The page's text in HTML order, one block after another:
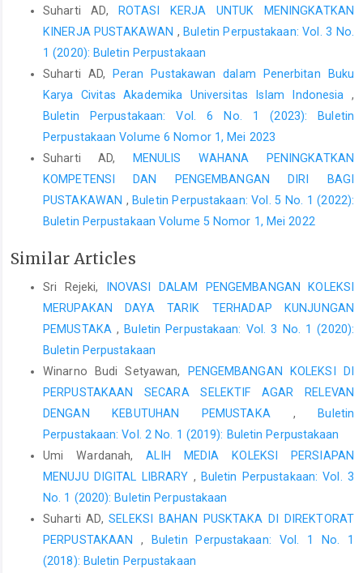
Suharti AD,
ROTASI KERJA UNTUK MENINGKATKAN
KINERJA PUSTAKAWAN , Buletin Perpustakaan: Vol. 3 No.
1 (2020): Buletin Perpustakaan
Suharti AD,
Peran Pustakawan dalam Penerbitan Buku
Karya Civitas Akademika Universitas Islam Indonesia ,
Buletin Perpustakaan: Vol. 6 No. 1 (2023): Buletin
Perpustakaan Volume 6 Nomor 1, Mei 2023
Suharti AD,
MENULIS WAHANA PENINGKATKAN
KOMPETENSI DAN PENGEMBANGAN DIRI BAGI
PUSTAKAWAN , Buletin Perpustakaan: Vol. 5 No. 1 (2022):
Buletin Perpustakaan Volume 5 Nomor 1, Mei 2022
Similar Articles
Sri Rejeki, INOVASI DALAM PENGEMBANGAN KOLEKSI
MERUPAKAN DAYA TARIK TERHADAP KUNJUNGAN
PEMUSTAKA,Buletin Perpustakaan: Vol. 3 No. 1 (2020):
Buletin Perpustakaan
Winarno Budi Setyawan, PENGEMBANGAN KOLEKSI DI
PERPUSTAKAAN SECARA SELEKTIF AGAR RELEVAN
DENGAN KEBUTUHAN PEMUSTAKA ,Buletin
Perpustakaan: Vol. 2 No. 1 (2019): Buletin Perpustakaan
Umi Wardanah,ALIH MEDIA KOLEKSI PERSIAPAN
MENUJU DIGITAL LIBRARY , Buletin Perpustakaan: Vol. 3
No. 1 (2020): Buletin Perpustakaan
Suharti AD,SELEKSI BAHAN PUSKTAKA DI DIREKTORAT
PERPUSTAKAAN, Buletin Perpustakaan: Vol. 1 No. 1
(2018): Buletin Perpustakaan